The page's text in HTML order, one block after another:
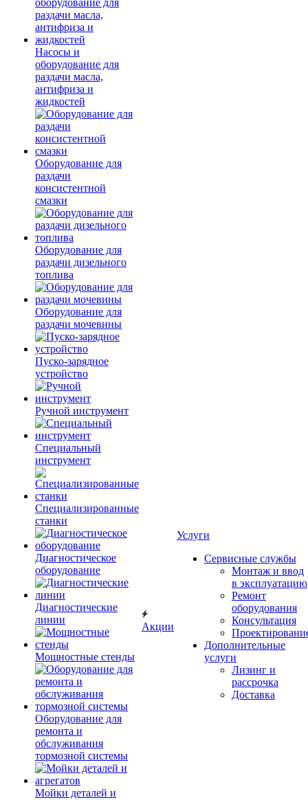
Насосы и
оборудование для
раздачи масла,
антифриза и
жидкостей
Оборудование для
раздачи
консистентной
смазки
Оборудование для
раздачи дизельного
топлива
Оборудование для
раздачи мочевины
Пуско-зарядное
устройство
Ручной инструмент
Специальный
инструмент
Специализированные
станки
Диагностическое
оборудование
Диагностические
линии
Мощностные стенды
Оборудование для
ремонта и
обслуживания
тормозной системы
Мойки деталей и
Акции
Услуги
Сервисные службы
Монтаж и ввод
в эксплуатацию
Ремонт
оборудования
Консультация
Дополнительные
услуги
Лизинг и
рассрочка
Доставка